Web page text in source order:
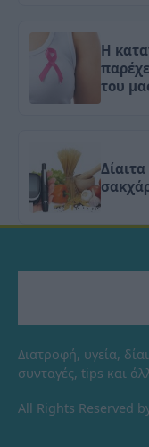
Η
του
Διατροφή, υγεία,
συνταγές, tips και
All Rights Reserved